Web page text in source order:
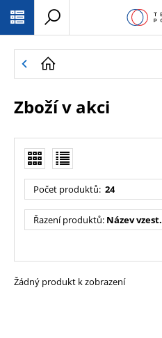
Zboží v akci
Počet produktů: 24
Řazení produktů: Název vzest.
Žádný produkt k zobrazení